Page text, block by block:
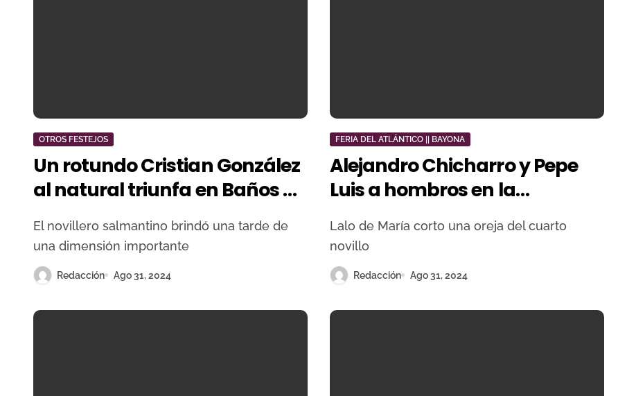
OTROS FESTEJOS
Un rotundo Cristian González
al natural triunfa en Baños de
Montemayor
El novillero salmantino brindó una tarde de
una dimensión importante
Redacción Ago 31, 2024
FERIA DEL ATLÁNTICO || BAYONA
Alejandro Chicharro y Pepe
Luis a hombros en la
novillada matinal de Bayona
Lalo de María corto una oreja del cuarto
novillo
Redacción Ago 31, 2024